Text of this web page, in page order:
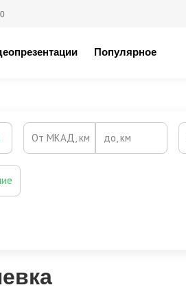
0
Популярное
От МКАД, км до, км